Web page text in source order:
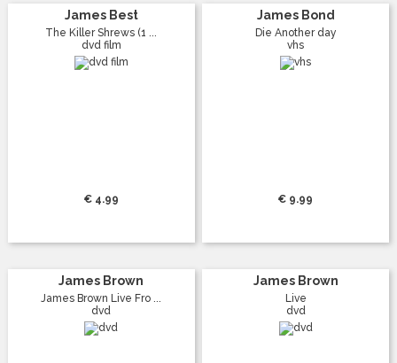
James Best
The Killer Shrews (1 ...
dvd film
€ 4.99
James Bond
Die Another day
vhs
€ 9.99
James Brown
James Brown Live Fro ...
dvd
James Brown
Live
dvd